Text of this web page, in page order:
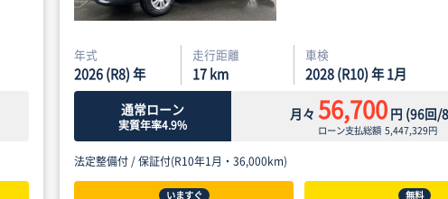
年式
2026 (R8) 年
走行距離
17km
車検
2028 (R10) 年 1月
通常ローン
実質年率4.9%
月々 56,700円 (96回/8
ローン支払総額5,447,329円
法定整備付 /保証付(R10年1月・36,000km)
いますぐ 無料